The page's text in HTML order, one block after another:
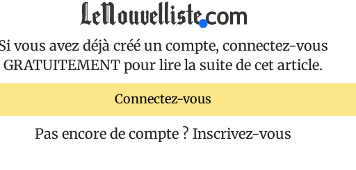
vous avez déjà créé un compte, connectez-vous
GRATUITEMENT pour lire la suite de cet article.
Connectez-vous
Pas encore de compte ? Inscrivez-vous